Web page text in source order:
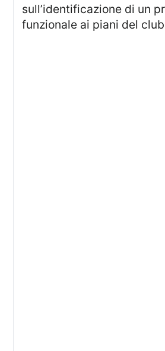
sull’identificazione di un
funzionale ai piani del